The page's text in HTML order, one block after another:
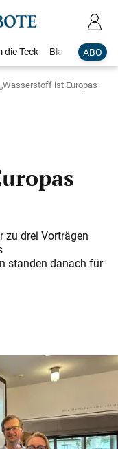
ABO
die Teck Blaulicht
„Wasserstoff ist Europas
zu drei Vorträgen
standen danach für